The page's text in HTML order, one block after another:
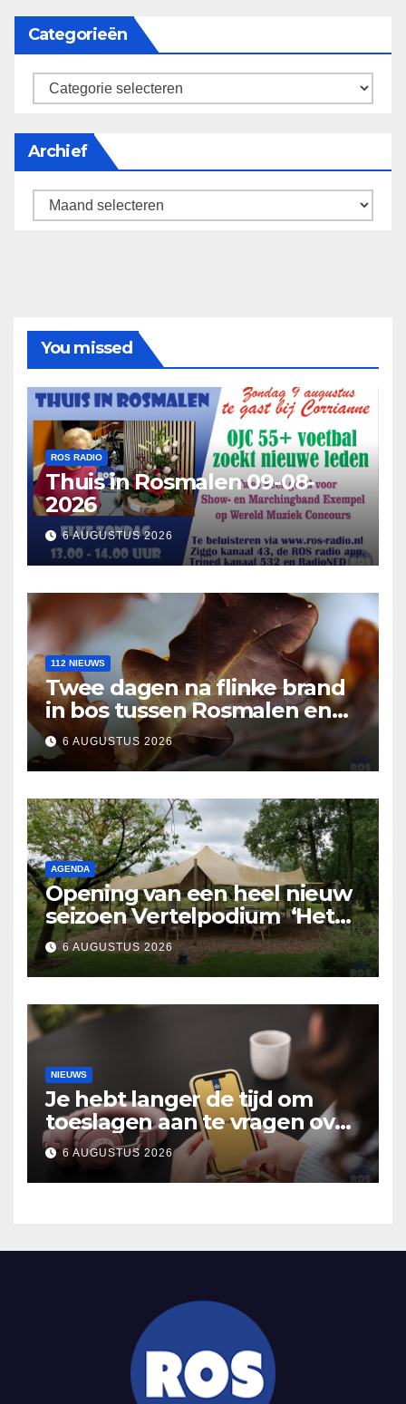
Categorieën
categorieën
Archief
Archief
You missed
ROS RADIO
Thuis in Rosmalen 09-08-
2026
6 AUGUSTUS 2026
112 NIEUWS
Twee dagen na flinke brand
in bos tussen Rosmalen en
Nuland
6 AUGUSTUS 2026
AGENDA
Opening van een heel nieuw
seizoen Vertelpodium ‘Het
Lopende Vuur’. Landelijke
verhalen in Bomentuin D’n
Hooidonk
6 AUGUSTUS 2026
NIEUWS
Je hebt langer de tijd om
toeslagen aan te vragen over
2025
6 AUGUSTUS 2026